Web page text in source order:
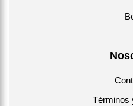
Términos